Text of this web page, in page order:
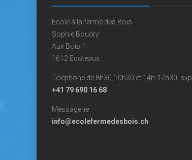
Ecole à la ferme des Bois
Sophie Boudry
Aux Bois 1
1612 Ecoteaux
Téléphone de 8h30-10h30 et 14h-17h30, svp
+41 79 690 16 68
Messagerie
info@ecolefermedesbois.ch